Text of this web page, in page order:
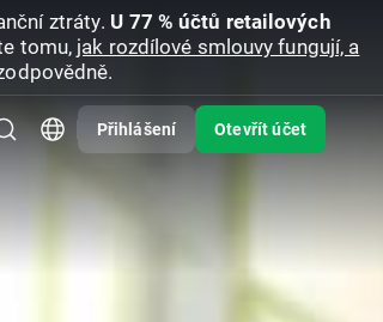
ztráty. U 77 % účtů retailových
tomu, jak rozdílové smlouvy fungují, a
Přihlášení Otevřít účet